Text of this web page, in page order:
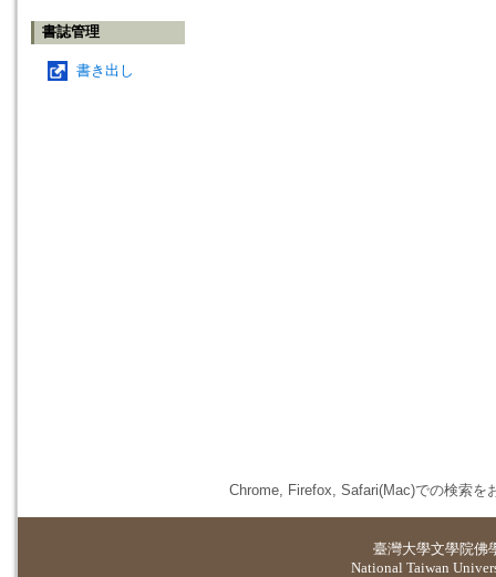
書誌管理
書き出し
Chrome, Firefox, Safari(Mac)での検索を
臺灣大學文學院佛
National Taiwan